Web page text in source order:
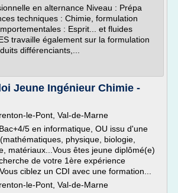
en alternance Niveau : Prépa
techniques : Chimie, formulation
: Esprit... et fluides
travaille également sur la formulation
différenciants,...
Jeune Ingénieur Chimie -
le-Pont, Val-de-Marne
5 en informatique, OU issu d'une
physique, biologie,
matériaux...Vous êtes jeune diplômé(e)
de votre 1ère expérience
ciblez un CDI avec une formation...
le-Pont, Val-de-Marne